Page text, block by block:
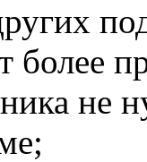
более
не